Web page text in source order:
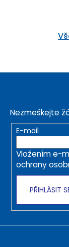
Nezmeškejte
E-mail
Vložením e-
ochrany
PŘIHLÁSIT